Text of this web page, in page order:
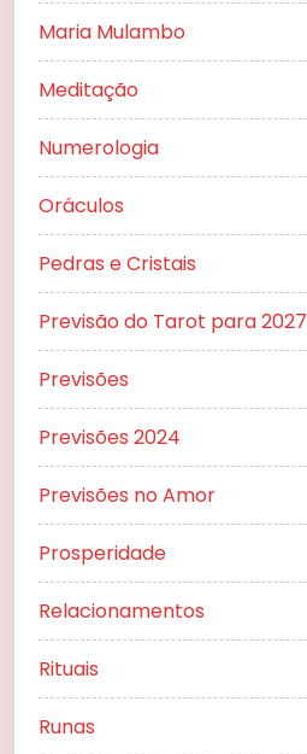
Maria Mulambo
Meditação
Numerologia
Oráculos
Pedras e Cristais
Previsão do Tarot para 2027
Previsões
Previsões 2024
Previsões no Amor
Prosperidade
Relacionamentos
Rituais
Runas